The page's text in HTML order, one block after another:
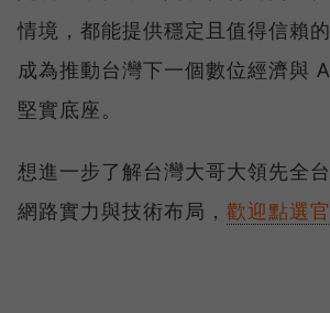
情境，都能提供穩定且值得信賴
成為推動台灣下一個數位經濟與
堅實底座。
想進一步了解台灣大哥大領先全
網路實力與技術布局， 歡迎點選